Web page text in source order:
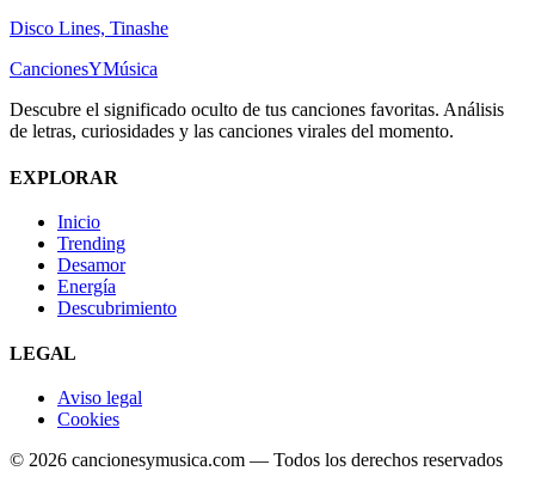
Disco Lines, Tinashe
CancionesYMúsica
Descubre el significado oculto de tus canciones favoritas. Análisis
de letras, curiosidades y las canciones virales del momento.
EXPLORAR
Inicio
Trending
Desamor
Energía
Descubrimiento
LEGAL
Aviso legal
Cookies
© 2026 cancionesymusica.com — Todos los derechos reservados